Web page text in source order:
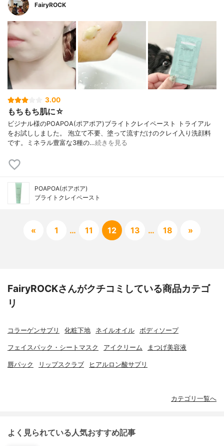
FairyROCK
3.00
もちもち肌に☆
ビジナル様のPOAPOA(ポアポア)ブライトクレイペースト トライアル
をお試ししました。 泡立て不要、塗って流すだけのクレイ入り洗顔料
です。ミネラル豊富な3種の…続きを見る
POAPOA(ポアポア)
ブライトクレイペースト
« 1 … 11 12 13 … 18 »
FairyROCKさんがクチコミしている商品カテゴ
リ
コラーゲンサプリ 化粧下地 ネイルオイル ボディソープ
フェイスパック・シートマスク アイクリーム まつげ美容液
唇パック リップスクラブ ヒアルロン酸サプリ
カテゴリ一覧へ
よく見られている人気おすすめ記事